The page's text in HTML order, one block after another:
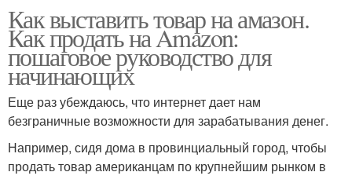
Как выставить товар на амазон.
Как продать на Amazon:
пошаговое руководство для
начинающих
Еще раз убеждаюсь, что интернет дает нам
безграничные возможности для зарабатывания денег.
Например, сидя дома в провинциальный город, чтобы
продать товар американцам по крупнейшим рынком в